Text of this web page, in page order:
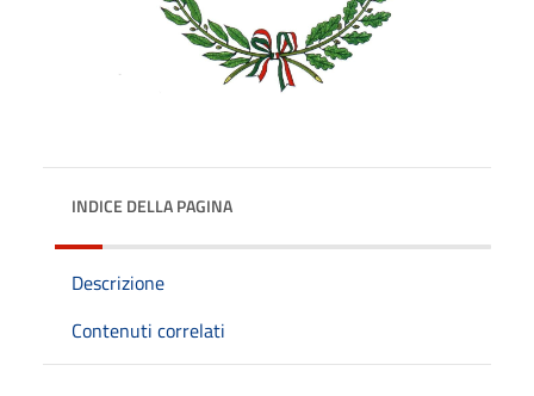
INDICE DELLA PAGINA
Descrizione
Contenuti correlati